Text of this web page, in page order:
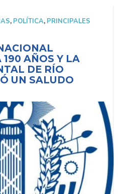
, POLÍTICA, PRINCIPALES
AÑOS Y LA
DE RÍO
UN SALUDO